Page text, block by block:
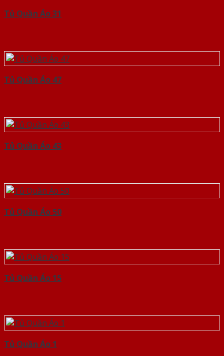
Tủ Quần Áo 31
Tủ Quần Áo 47
Tủ Quần Áo 43
Tủ Quần Áo 50
Tủ Quần Áo 15
Tủ Quần Áo 1